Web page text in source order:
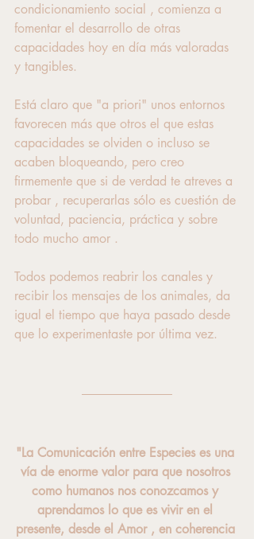
condicionamiento social , comienza a
fomentar el desarrollo de otras
capacidades hoy en día más valoradas
y tangibles.
Está claro que "a priori" unos entornos
favorecen más que otros el que estas
capacidades se olviden o incluso se
acaben bloqueando, pero creo
firmemente que si de verdad te atreves a
probar , recuperarlas sólo es cuestión de
voluntad, paciencia, práctica y sobre
todo mucho amor .
Todos podemos reabrir los canales y
recibir los mensajes de los animales, da
igual el tiempo que haya pasado desde
que lo experimentaste por última vez.
"La Comunicación entre Especies es una
vía de enorme valor para que nosotros
como humanos nos conozcamos y
aprendamos lo que es vivir en el
presente, desde el Amor , en coherencia